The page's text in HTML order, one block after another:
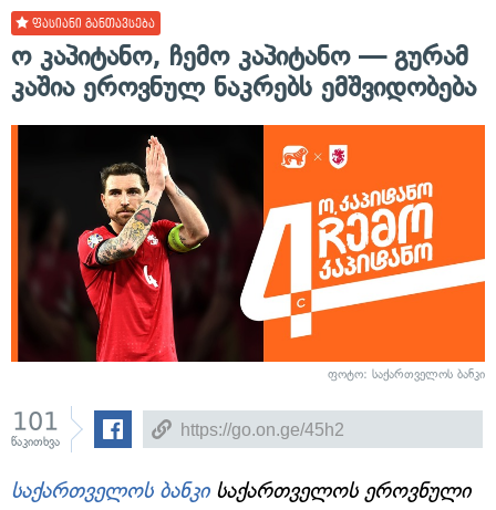
ფასიანი განთავსება
ო კაპიტანო, ჩემო კაპიტანო — გურამ
კაშია ეროვნულ ნაკრებს ემშვიდობება
ფოტო: საქართველოს ბანკი
101
წაკითხვა
საქართველოს ბანკი საქართველოს ეროვნული